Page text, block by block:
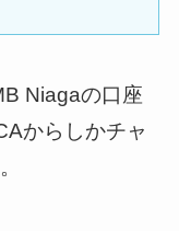
Niagaの口座
からしかチャ